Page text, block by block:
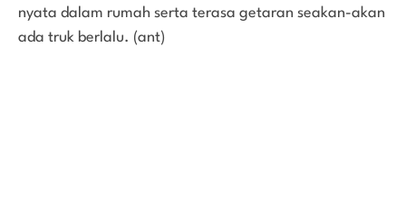
nyata dalam rumah serta terasa getaran seakan-akan
ada truk berlalu. (ant)